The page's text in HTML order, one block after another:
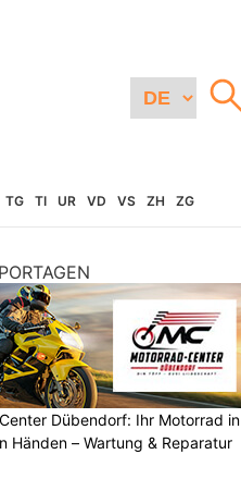
TG TI UR VD VS ZH ZG
Dübendorf: Ihr Motorrad in
Händen – Wartung & Reparatur